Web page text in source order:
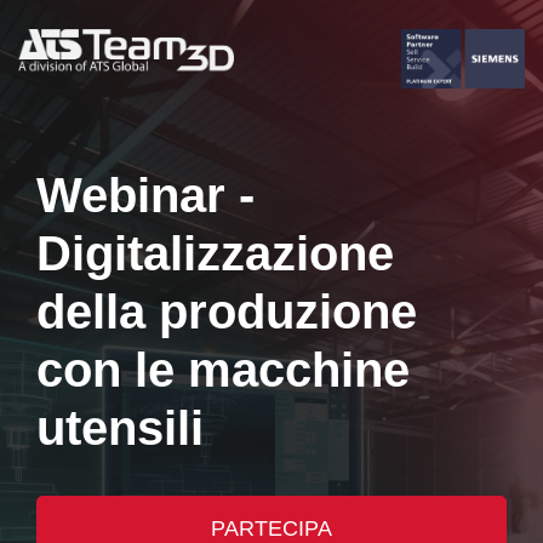
Webinar -
Digitalizzazione
della produzione
con le macchine
utensili
PARTECIPA